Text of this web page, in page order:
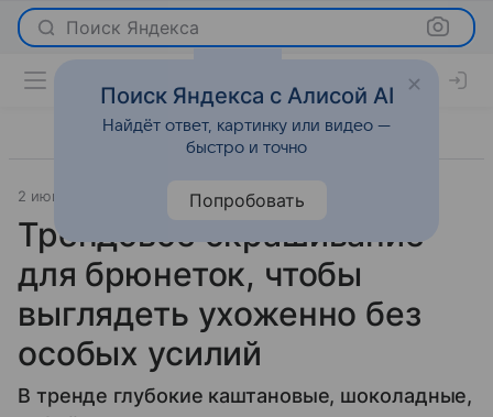
Поиск Яндекса
2 июня 2026 Красота
Трендовое окрашивание
для брюнеток, чтобы
выглядеть ухоженно без
особых усилий
В тренде глубокие каштановые, шоколадные,
Поиск Яндекса с Алисой AI
Найдёт ответ, картинку или видео —
быстро и точно
Попробовать